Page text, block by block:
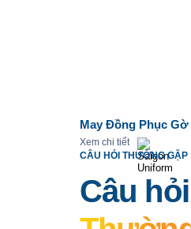
May Đồng Phục
Xem chi tiết
CÂU HỎI THƯỜNG GẶP
Câu hỏi